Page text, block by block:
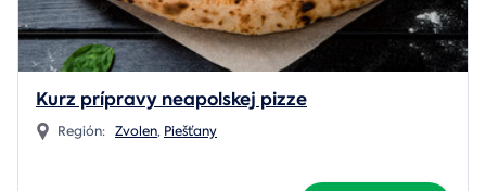
Kurz prípravy neapolskej pizze
Región: Zvolen, Piešťany